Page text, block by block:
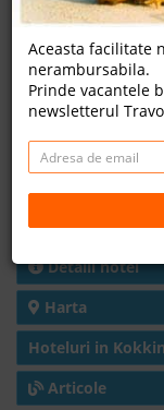
nota Travos: 9.0
Kokkini Hani,
Kokkíni Chani,
Distanta fata de
Charter
Detalii hotel
Harta
Hoteluri in
Articole
CAZARE
CHARTER AVION
CAZARE +
CONTACT
+40 376 444
LEI EURO
Aceasta facilitate
nerambursabila.
Prinde vacantele
newsletterul